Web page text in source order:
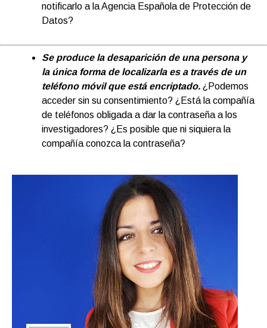
notificarlo a la Agencia Española de Protección de
Datos?
Se produce la desaparición de una persona y
la única forma de localizarla es a través de un
teléfono móvil que está encriptado. ¿Podemos
acceder sin su consentimiento? ¿Está la compañía
de teléfonos obligada a dar la contraseña a los
investigadores? ¿Es posible que ni siquiera la
compañía conozca la contraseña?